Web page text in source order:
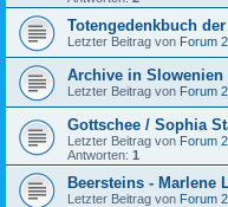
Totengedenkbuch
Letzter Beitrag von Forum
Archive in Slowenien
Letzter Beitrag von Forum
Gottschee / Sophia
Letzter Beitrag von Forum
Antworten: 1
Beersteins - Marlene
Letzter Beitrag von Forum